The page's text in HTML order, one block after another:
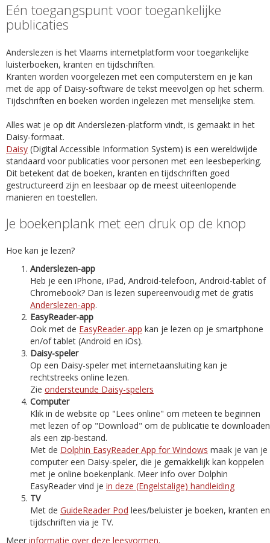
Eén toegangspunt voor toegankelijke
publicaties
Anderslezen is het Vlaams internetplatform voor toegankelijke
luisterboeken, kranten en tijdschriften.
Kranten worden voorgelezen met een computerstem en je kan
met de app of Daisy-software de tekst meevolgen op het scherm.
Tijdschriften en boeken worden ingelezen met menselijke stem.
Alles wat je op dit Anderslezen-platform vindt, is gemaakt in het
Daisy-formaat.
Daisy (Digital Accessible Information System) is een wereldwijde
standaard voor publicaties voor personen met een leesbeperking.
Dit betekent dat de boeken, kranten en tijdschriften goed
gestructureerd zijn en leesbaar op de meest uiteenlopende
manieren en toestellen.
Je boekenplank met een druk op de knop
Hoe kan je lezen?
Anderslezen-app
Heb je een iPhone, iPad, Android-telefoon, Android-tablet of
Chromebook? Dan is lezen supereenvoudig met de gratis
Anderslezen-app.
EasyReader-app
Ook met de EasyReader-app kan je lezen op je smartphone
en/of tablet (Android en iOs).
Daisy-speler
Op een Daisy-speler met internetaansluiting kan je
rechtstreeks online lezen.
Zie ondersteunde Daisy-spelers
Computer
Klik in de website op "Lees online" om meteen te beginnen
met lezen of op "Download" om de publicatie te downloaden
als een zip-bestand.
Met de Dolphin EasyReader App for Windows maak je van je
computer een Daisy-speler, die je gemakkelijk kan koppelen
met je online boekenplank. Meer info over Dolphin
EasyReader vind je in deze (Engelstalige) handleiding
TV
Met de GuideReader Pod lees/beluister je boeken, kranten en
tijdschriften via je TV.
Meer informatie over deze leesvormen.